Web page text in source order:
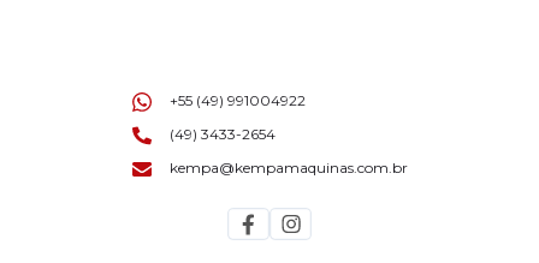
+55 (49) 991004922
(49) 3433-2654
kempa@kempamaquinas.com.br